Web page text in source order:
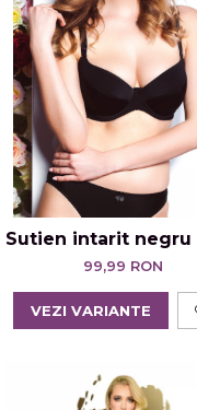
99,99 RON
VEZI VARIANTE